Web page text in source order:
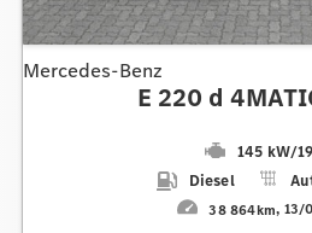
Mercedes-Benz
E 220 d
145 kW/
Diesel
38 864km 13/